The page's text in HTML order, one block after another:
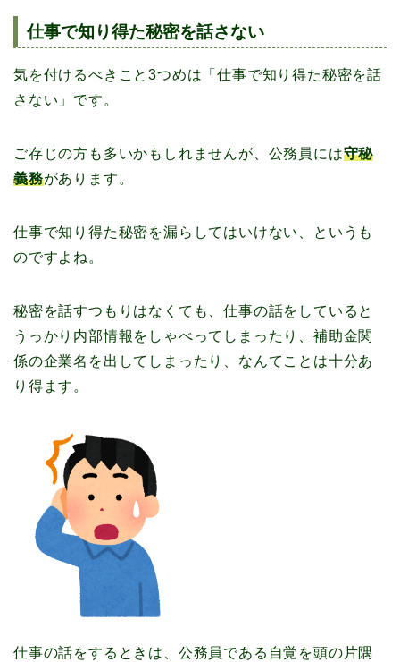
仕事で知り得た秘密を話さない
気を付けるべきこと3つめは「仕事で知り得た秘密を話
さない」です。
ご存じの方も多いかもしれませんが、公務員には守秘
義務があります。
仕事で知り得た秘密を漏らしてはいけない、というも
のですよね。
秘密を話すつもりはなくても、仕事の話をしていると
うっかり内部情報をしゃべってしまったり、補助金関
係の企業名を出してしまったり、なんてことは十分あ
り得ます。
仕事の話をするときは、公務員である自覚を頭の片隅